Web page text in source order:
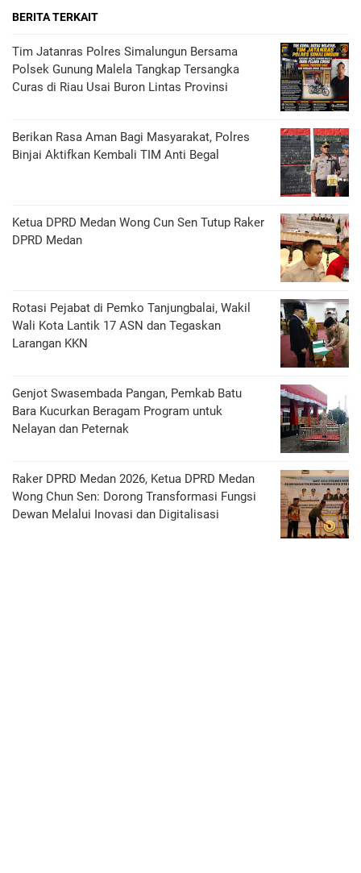
BERITA TERKAIT
Tim Jatanras Polres Simalungun Bersama
Polsek Gunung Malela Tangkap Tersangka
Curas di Riau Usai Buron Lintas Provinsi
Berikan Rasa Aman Bagi Masyarakat, Polres
Binjai Aktifkan Kembali TIM Anti Begal
Ketua DPRD Medan Wong Cun Sen Tutup Raker
DPRD Medan
Rotasi Pejabat di Pemko Tanjungbalai, Wakil
Wali Kota Lantik 17 ASN dan Tegaskan
Larangan KKN
Genjot Swasembada Pangan, Pemkab Batu
Bara Kucurkan Beragam Program untuk
Nelayan dan Peternak
Raker DPRD Medan 2026, Ketua DPRD Medan
Wong Chun Sen: Dorong Transformasi Fungsi
Dewan Melalui Inovasi dan Digitalisasi